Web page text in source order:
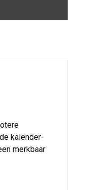
kalender-
merkbaar